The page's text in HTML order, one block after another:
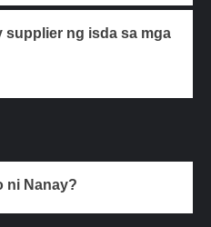
supplier ng isda sa mga
ni Nanay?